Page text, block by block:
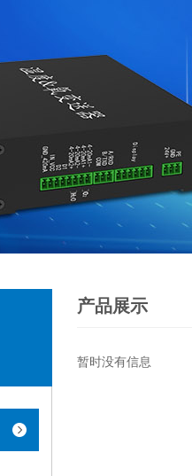
产品展示
暂时没有信息